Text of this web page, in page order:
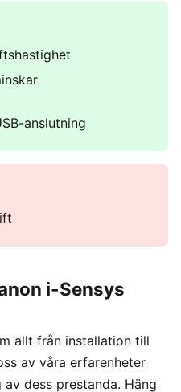
anslutning
i-Sensys
allt från installation till
av våra erfarenheter
dess prestanda. Häng